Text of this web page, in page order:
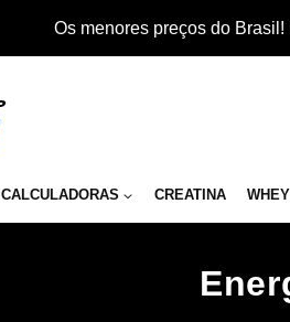
Os menores preços do
CALCULADORAS CREATINA